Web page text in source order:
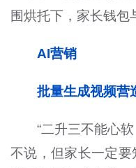
围烘托下，家长钱包
AI营销
批量生成视频营
“二升三不能心
不说，但家长一定要